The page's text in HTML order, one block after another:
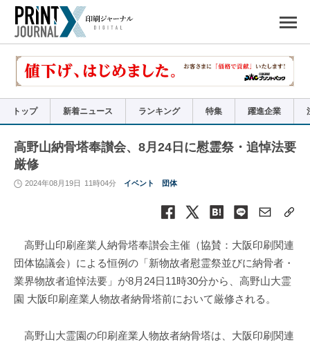
で
リ
トップ 新着ニュース ランキング 特集 躍進企業
高野山納骨塔奉讃会、8月24日に慰霊祭・追悼法要
厳修
2024年08月19日 11時04分 イベント 団体
高野山印刷産業人納骨塔奉讃会主催（協賛：大阪印刷関連
団体協議会）による恒例の「新物故者慰霊祭並びに納骨者・
業界物故者追悼法要」が8月24日11時30分から、高野山大霊
園 大阪印刷産業人物故者納骨塔前において厳修される。
高野山大霊園の印刷産業人物故者納骨塔は、大阪印刷関連